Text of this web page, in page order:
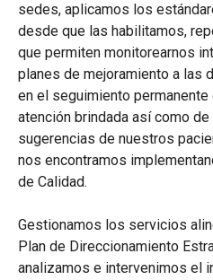
sedes, aplicamos los
desde que las habilitamos,
que permiten monitorearnos
planes de mejoramiento a las
en el seguimiento
atención brindada así como
sugerencias de nuestros
nos encontramos
de Calidad.
Gestionamos los servicios
Plan de Direccionamiento
analizamos e intervenimos el